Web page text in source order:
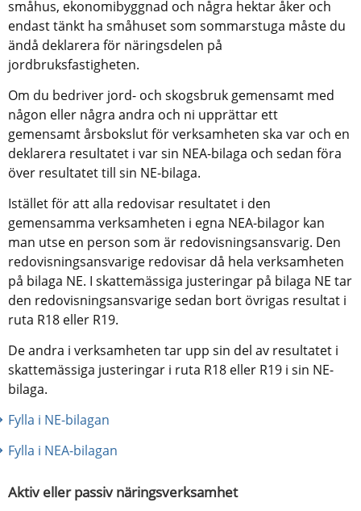
småhus, ekonomibyggnad och några hektar åker och
endast tänkt ha småhuset som sommarstuga måste du
ändå deklarera för näringsdelen på
jordbruksfastigheten.
Om du bedriver jord- och skogsbruk gemensamt med
någon eller några andra och ni upprättar ett
gemensamt årsbokslut för verksamheten ska var och en
deklarera resultatet i var sin NEA-bilaga och sedan föra
över resultatet till sin NE-bilaga.
Istället för att alla redovisar resultatet i den
gemensamma verksamheten i egna NEA-bilagor kan
man utse en person som är redovisningsansvarig. Den
redovisningsansvarige redovisar då hela verksamheten
på bilaga NE. I skattemässiga justeringar på bilaga NE tar
den redovisningsansvarige sedan bort övrigas resultat i
ruta R18 eller R19.
De andra i verksamheten tar upp sin del av resultatet i
skattemässiga justeringar i ruta R18 eller R19 i sin NE-
bilaga.
Fylla i NE-bilagan
Fylla i NEA-bilagan
Aktiv eller passiv näringsverksamhet